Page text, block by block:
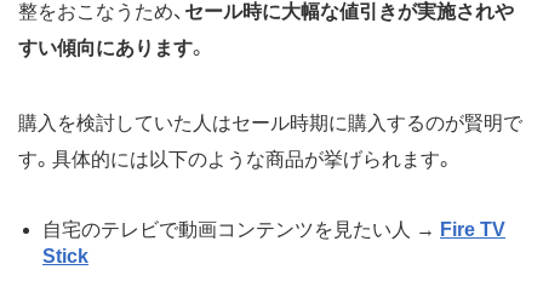
整をおこなうため、 セール時に大幅な値引きが実施されや
すい傾向にあります。
購入を検討していた人はセール時期に購入するのが賢明で
す。具体的には以下のような商品が挙げられます。
自宅のテレビで動画コンテンツを見たい人 → Fire TV
Stick